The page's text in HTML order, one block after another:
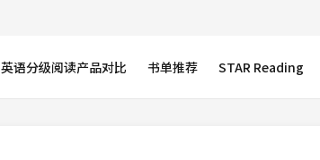
英语分级阅读产品对比 书单推荐 STAR Reading